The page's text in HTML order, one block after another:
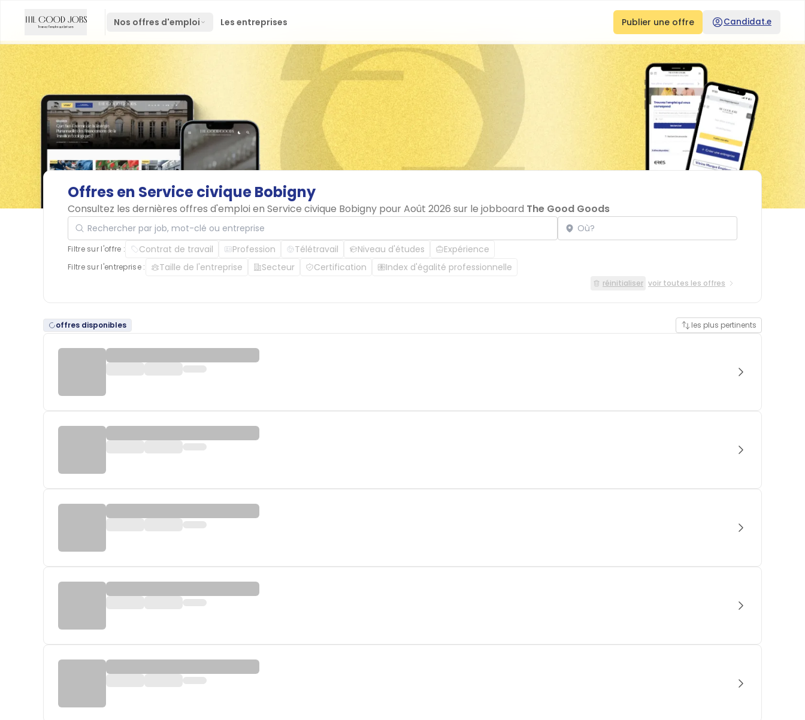
Nos offres d'emploi Les entreprises Publier une offre Candidat.e
Offres en ServiceciviqueBobigny
Consultez les dernières offres d'emploi en Service civique Bobigny pour Août 2026 sur le jobboard The Good Goods
Rechercher par job, mot-clé ou entreprise Localisation
Filtre sur l'offre : Contrat de travail Profession Télétravail Niveau d'études Expérience
Filtre sur l'entreprise : Taille de l'entreprise Secteur Certification Index d'égalité professionnelle
réinitialiser voir toutes les offres
offres disponibles les plus pertinents